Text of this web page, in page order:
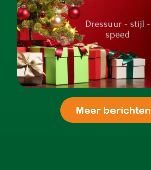
Meer berichten